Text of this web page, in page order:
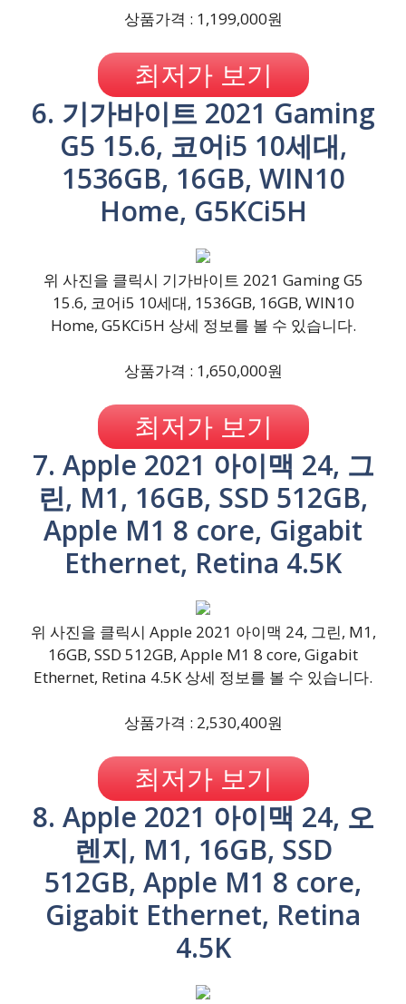
상품가격 : 1,199,000원
최저가 보기
6. 기가바이트 2021 Gaming
G5 15.6, 코어i5 10세대,
1536GB, 16GB, WIN10
Home, G5KCi5H
위 사진을 클릭시 기가바이트 2021 Gaming G5
15.6, 코어i5 10세대, 1536GB, 16GB, WIN10
Home, G5KCi5H 상세 정보를 볼 수 있습니다.
상품가격 : 1,650,000원
최저가 보기
7. Apple 2021 아이맥 24, 그
린, M1, 16GB, SSD 512GB,
Apple M1 8 core, Gigabit
Ethernet, Retina 4.5K
위 사진을 클릭시 Apple 2021 아이맥 24, 그린, M1,
16GB, SSD 512GB, Apple M1 8 core, Gigabit
Ethernet, Retina 4.5K 상세 정보를 볼 수 있습니다.
상품가격 : 2,530,400원
최저가 보기
8. Apple 2021 아이맥 24, 오
렌지, M1, 16GB, SSD
512GB, Apple M1 8 core,
Gigabit Ethernet, Retina
4.5K